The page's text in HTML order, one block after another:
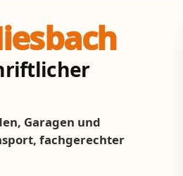
Garagen und
fachgerechter